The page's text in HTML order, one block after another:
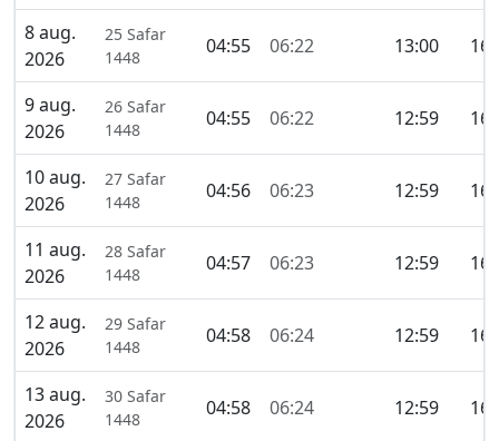
8 aug.
2026
25 Safar
1448
04:55 06:22 13:00
9 aug.
2026
26 Safar
1448
04:55 06:22 12:59
10 aug.
2026
27 Safar
1448
04:56 06:23 12:59
11 aug.
2026
28 Safar
1448
04:57 06:23 12:59
12 aug.
2026
29 Safar
1448
04:58 06:24 12:59
13 aug.
2026
30 Safar
1448
04:58 06:24 12:59